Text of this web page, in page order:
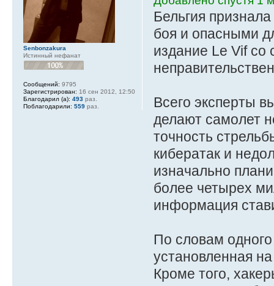
Бельгия
боя и опасными
издание Le Vif со
Всего эксперты
делают самолет
точность
кибератак и
изначально
более четырех
информация
По словам
установленная
Кроме того,
Senbonzakura
Истинный нефанат
Сообщений: 9795
Зарегистрирован: 16 сен 2012, 12:50
Благодарил (а): 493 раз.
Поблагодарили: 559 раз.